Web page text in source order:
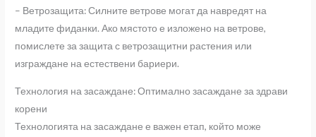
– Ветрозащита: Силните ветрове могат да навредят на
младите фиданки. Ако мястото е изложено на ветрове,
помислете за защита с ветрозащитни растения или
изграждане на естествени бариери.
Технология на засаждане: Оптимално засаждане за здрави
корени
Технологията на засаждане е важен етап, който може